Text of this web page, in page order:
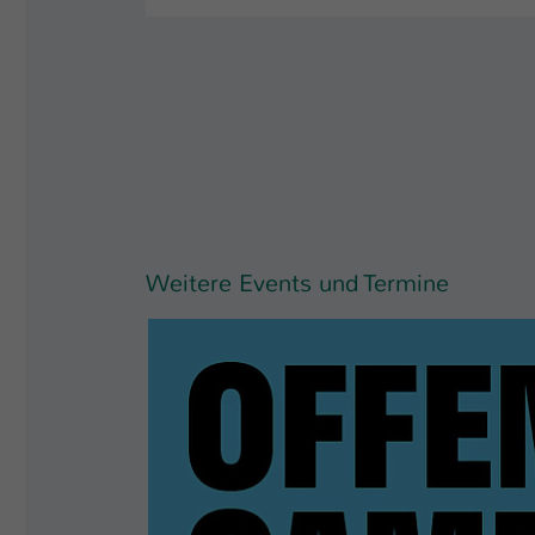
Weitere Events und Termine